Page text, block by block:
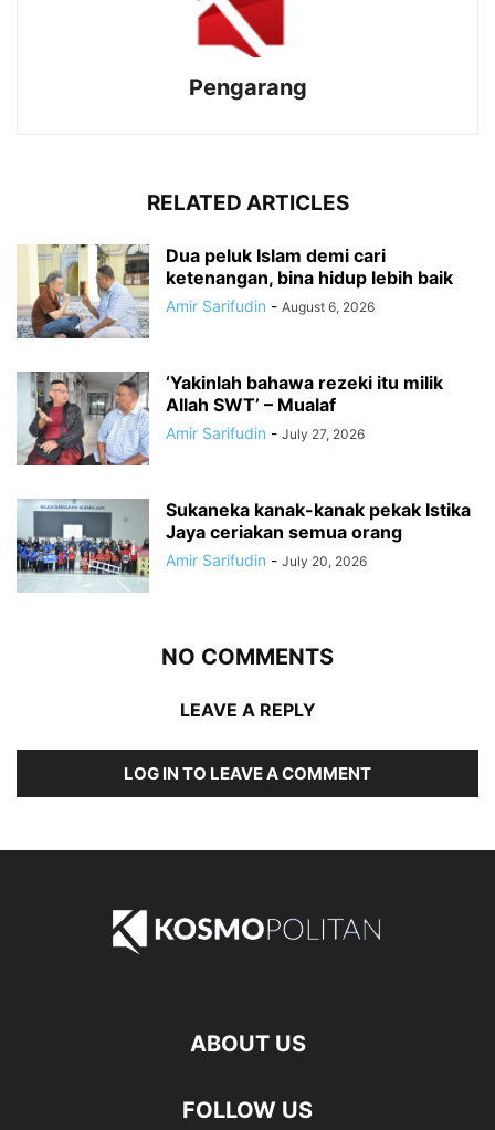
Pengarang
RELATED ARTICLES
Dua peluk Islam demi cari
ketenangan, bina hidup lebih baik
Amir Sarifudin - August 6, 2026
‘Yakinlah bahawa rezeki itu milik
Allah SWT’ – Mualaf
Amir Sarifudin - July 27, 2026
Sukaneka kanak-kanak pekak Istika
Jaya ceriakan semua orang
Amir Sarifudin - July 20, 2026
NO COMMENTS
LEAVE A REPLY
LOG IN TO LEAVE A COMMENT
ABOUT US
FOLLOW US